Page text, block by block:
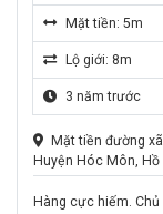
Mặt tiền: 5m
Lộ giới: 8m
3 năm trước
Mặt tiền đường
Huyện Hóc Môn, Hồ
Hàng cực hiếm.